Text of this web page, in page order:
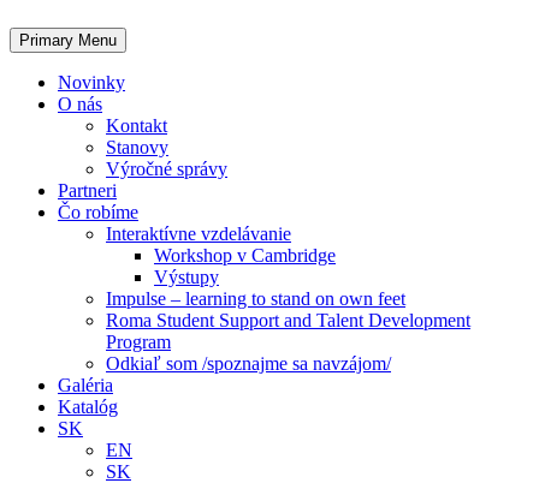
Primary Menu
Novinky
O nás
Kontakt
Stanovy
Výročné správy
Partneri
Čo robíme
Interaktívne vzdelávanie
Workshop v Cambridge
Výstupy
Impulse – learning to stand on own feet
Roma Student Support and Talent Development
Program
Odkiaľ som /spoznajme sa navzájom/
Galéria
Katalóg
SK
EN
SK